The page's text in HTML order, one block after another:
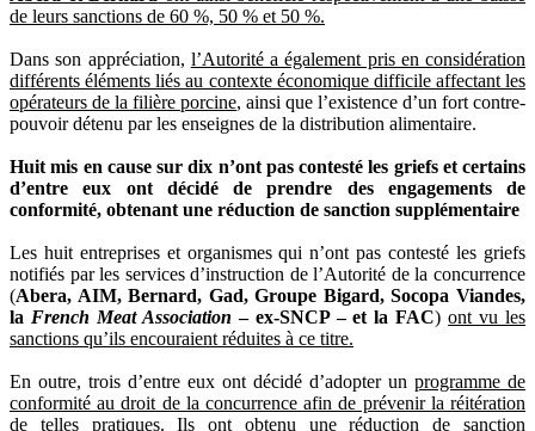
de leurs sanctions de 60 %, 50 % et 50 %.
Dans son appréciation, l’Autorité a également pris en considération
différents éléments liés au contexte économique difficile affectant les
opérateurs de la filière porcine, ainsi que l’existence d’un fort contre-
pouvoir détenu par les enseignes de la distribution alimentaire.
Huit mis en cause sur dix n’ont pas contesté les griefs et certains
d’entre eux ont décidé de prendre des engagements de
conformité, obtenant une réduction de sanction supplémentaire
Les huit entreprises et organismes qui n’ont pas contesté les griefs
notifiés par les services d’instruction de l’Autorité de la concurrence
(Abera, AIM, Bernard, Gad, Groupe Bigard, Socopa Viandes,
la French Meat Association– ex-SNCP – et la FAC)ont vu les
sanctions qu’ils encouraient réduites à ce titre.
En outre, trois d’entre eux ont décidé d’adopter un programme de
conformité au droit de la concurrence afin de prévenir la réitération
de telles pratiques. Ils ont obtenu uneréduction de sanction